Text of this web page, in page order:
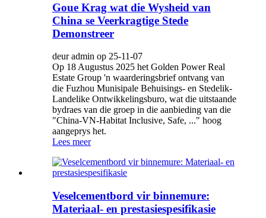
Goue Krag wat die Wysheid van
China se Veerkragtige Stede
Demonstreer
deur admin op 25-11-07
Op 18 Augustus 2025 het Golden Power Real
Estate Group 'n waarderingsbrief ontvang van
die Fuzhou Munisipale Behuisings- en Stedelik-
Landelike Ontwikkelingsburo, wat die uitstaande
bydraes van die groep in die aanbieding van die
"China-VN-Habitat Inclusive, Safe, ..." hoog
aangeprys het.
Lees meer
Veselcementbord vir binnemure:
Materiaal- en prestasiespesifikasie